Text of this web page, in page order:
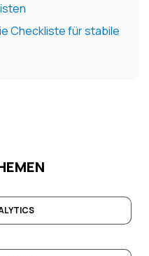
Checkliste für stabile